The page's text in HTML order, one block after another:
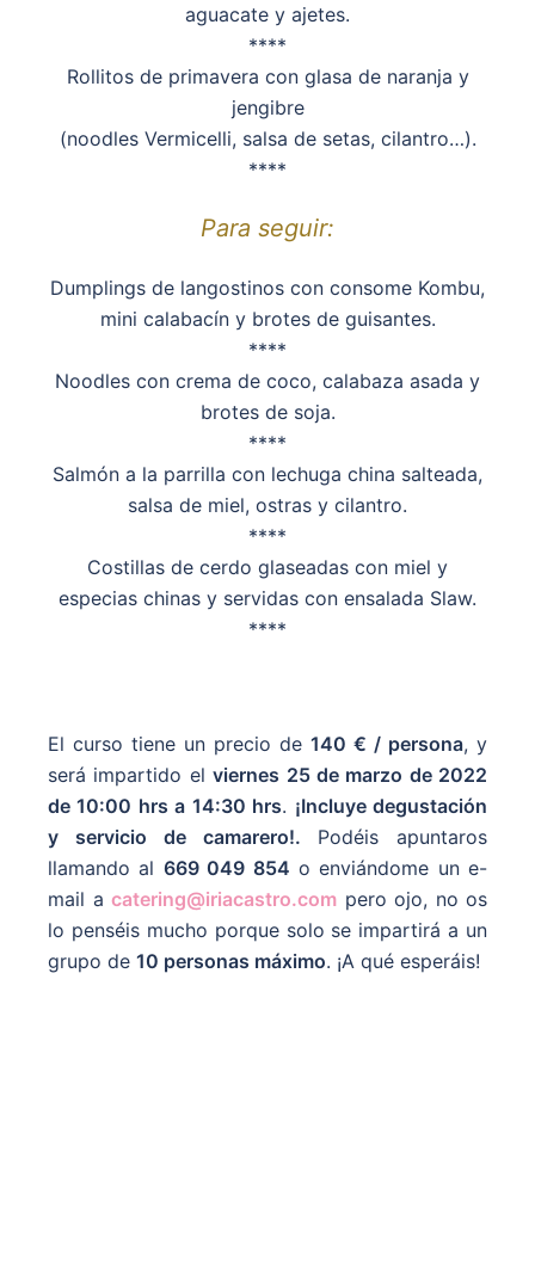
aguacate y ajetes.
****
Rollitos de primavera con glasa de naranja y
jengibre
(noodles Vermicelli, salsa de setas, cilantro…).
****
Para seguir:
Dumplings de langostinos con consome Kombu,
mini calabacín y brotes de guisantes.
****
Noodles con crema de coco, calabaza asada y
brotes de soja.
****
Salmón a la parrilla con lechuga china salteada,
salsa de miel, ostras y cilantro.
****
Costillas de cerdo glaseadas con miel y
especias chinas y servidas con ensalada Slaw.
****
El curso tiene un precio de 140 € / persona, y
será impartido elviernes 25 de marzo de 2022
de 10:00 hrs a 14:30 hrs. ¡Incluye degustación
y servicio de camarero!. Podéis apuntaros
llamando al 669 049 854 o enviándome un e-
mail a catering@iriacastro.com pero ojo, no os
lo penséis mucho porque solo se impartirá a un
grupo de 10 personas máximo. ¡A qué esperáis!